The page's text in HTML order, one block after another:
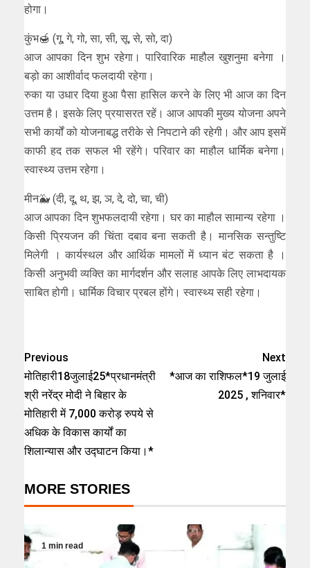
होगा।
कुंभ🍯 (गू, गे, गो, सा, सी, सू, से, सो, दा)
आज आपका दिन शुभ रहेगा। पारिवारिक माहौल खुशनुमा बनेगा ।
बड़ो का आशीर्वाद फलदायी रहेगा।
रुका या उधार दिया हुआ पैसा हासिल करने के लिए भी आज का दिन
उत्तम है। इसके लिए प्रयासरत रहें। आज आपकी मुख्य योजना अपने
सभी कार्यों को योजनाबद्ध तरीके से निपटाने की रहेगी। और आप इसमें
काफी हद तक सफल भी रहेंगे। परिवार का माहौल धार्मिक बनेगा।
स्वास्थ्य उत्तम रहेगा।
मीन🐳 (दी, दू, थ, झ, ञ, दे, दो, चा, ची)
आज आपका दिन शुभफलदायी रहेगा। घर का माहौल सामान्य रहेगा ।
किसी प्रियजन की चिंता दबाव बना सकती है। मानसिक सन्तुष्टि
मिलेगी । कार्यस्थल और आर्थिक मामलों में ध्यान बंट सकता है ।
किसी अनुभवी व्यक्ति का मार्गदर्शन और सलाह आपके लिए लाभदायक
साबित होगी। धार्मिक विचार प्रबल होंगे। स्वास्थ्य सही रहेगा।
Previous
मोतिहारी18जुलाई25*प्रधानमंत्री
श्री नरेंद्र मोदी ने बिहार के
मोतिहारी में 7,000 करोड़ रुपये से
अधिक के विकास कार्यों का
शिलान्यास और उद्घाटन किया।*
Next
*आज का राशिफल*19 जुलाई
2025 , शनिवार*
MORE STORIES
1 min read